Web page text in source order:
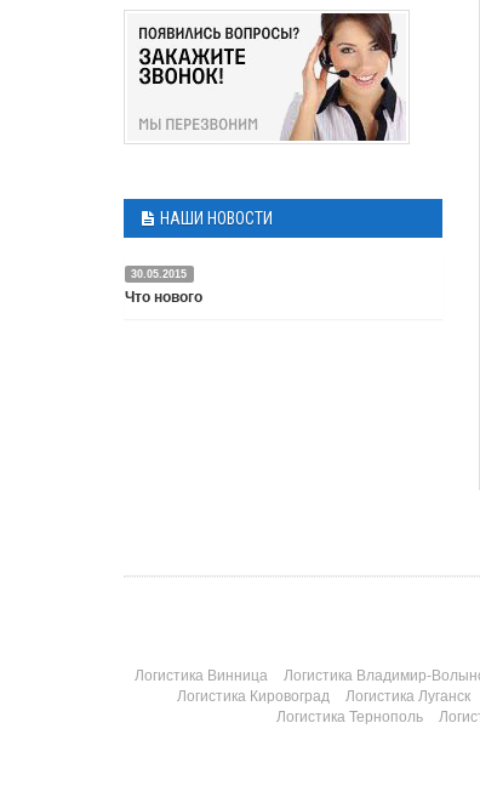
НАШИ НОВОСТИ
30.05.2015
Что нового
Логистика Винница Логистика Владимир-
Логистика Кировоград
Логистика Луганск
Логистика Тернополь